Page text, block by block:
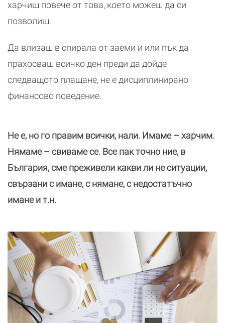
харчиш повече от това, което можеш да си
позволиш.
Да влизаш в спирала от заеми и или пък да
прахосваш всичко ден преди да дойде
следващото плащане, не е дисциплинирано
финансово поведение.
Не е, но го правим всички, нали. Имаме – харчим.
Нямаме – свиваме се. Все пак точно ние, в
България, сме преживели какви ли не ситуации,
свързани с имане, с нямане, с недостатъчно
имане и т.н.